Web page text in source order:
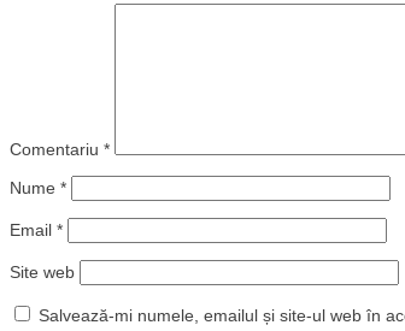
Comentariu *
Nume *
Email *
Site web
Salvează-mi numele, emailul și site-ul web în